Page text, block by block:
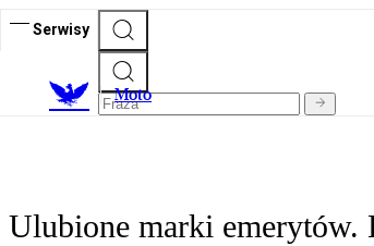
Serwisy
Moto
Ulubione marki emerytów.